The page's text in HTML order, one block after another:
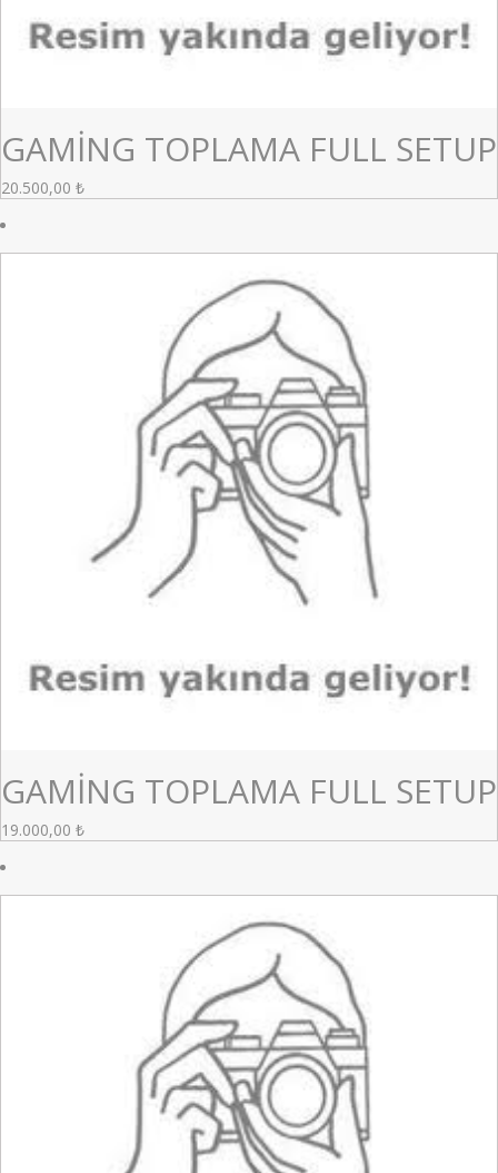
GAMİNG TOPLAMA FULL SETUP
20.500,00 ₺
GAMİNG TOPLAMA FULL SETUP
19.000,00 ₺